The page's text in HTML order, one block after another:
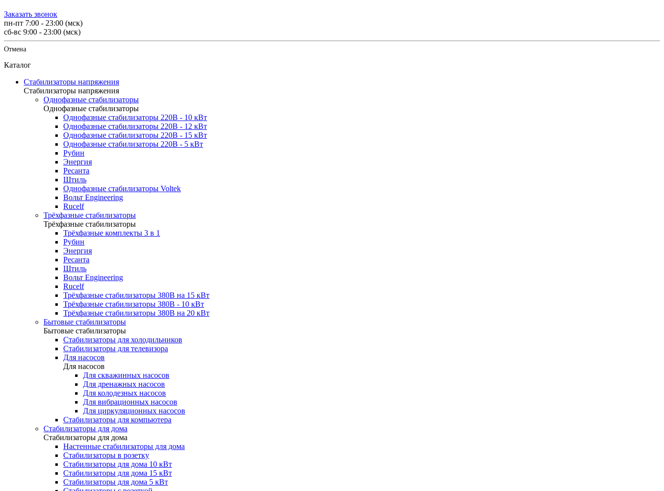
Заказать звонок
пн-пт 7:00 - 23:00 (мск)
сб-вс 9:00 - 23:00 (мск)
Отмена
Каталог
Стабилизаторы напряжения
Стабилизаторы напряжения
Однофазные стабилизаторы
Однофазные стабилизаторы
Однофазные стабилизаторы 220В - 10 кВт
Однофазные стабилизаторы 220В - 12 кВт
Однофазные стабилизаторы 220В - 15 кВт
Однофазные стабилизаторы 220В - 5 кВт
Рубин
Энергия
Ресанта
Штиль
Однофазные стабилизаторы Voltek
Вольт Engineering
Rucelf
Трёхфазные стабилизаторы
Трёхфазные стабилизаторы
Трёхфазные комплекты 3 в 1
Рубин
Энергия
Ресанта
Штиль
Вольт Engineering
Rucelf
Трёхфазные стабилизаторы 380В на 15 кВт
Трёхфазные стабилизаторы 380В - 10 кВт
Трёхфазные стабилизаторы 380В на 20 кВт
Бытовые стабилизаторы
Бытовые стабилизаторы
Стабилизаторы для холодильников
Стабилизаторы для телевизора
Для насосов
Для насосов
Для скважинных насосов
Для дренажных насосов
Для колодезных насосов
Для вибрационных насосов
Для циркуляционных насосов
Стабилизаторы для компьютера
Стабилизаторы для дома
Стабилизаторы для дома
Настенные стабилизаторы для дома
Стабилизаторы в розетку
Стабилизаторы для дома 10 кВт
Стабилизаторы для дома 15 кВт
Стабилизаторы для дома 5 кВт